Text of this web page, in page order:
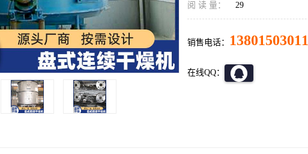
阅 读 量： 29
销售电话： 13801503011
在线QQ：